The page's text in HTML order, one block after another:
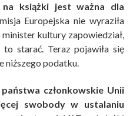
książki jest ważna dla
Europejska nie wyraziła
kultury zapowiedział,
starać. Teraz pojawiła się
niższego podatku.
państwa członkowskie Unii
swobody w ustalaniu